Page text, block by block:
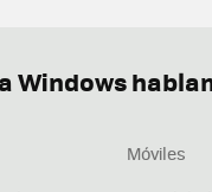
Windows
Móviles